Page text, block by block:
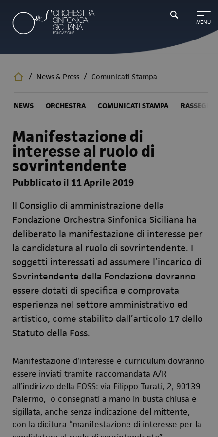
contenuto
principale
/ News & Press / Comunicati Stampa
NEWS ORCHESTRA COMUNICATI STAMPA
Manifestazione di
interesse al ruolo di
sovrintendente
Pubblicato il 11 Aprile 2019
Il Consiglio di amministrazione della
Fondazione Orchestra Sinfonica Siciliana ha
deliberato la manifestazione di interesse per
la candidatura al ruolo di sovrintendente. I
soggetti interessati ad assumere l’incarico di
Sovrintendente della Fondazione dovranno
essere dotati di specifica e comprovata
esperienza nel settore amministrativo ed
artistico, come stabilito dall’articolo 17 dello
Statuto della Foss.
Manifestazione d’interesse e curriculum dovranno
essere inviati tramite raccomandata A/R
all’indirizzo della FOSS: via Filippo Turati, 2, 90139
Palermo, o consegnati a mano in busta chiusa e
sigillata, anche senza indicazione del mittente,
con la dicitura “manifestazione di interesse per la